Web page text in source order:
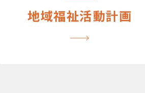
地域福祉活動計画